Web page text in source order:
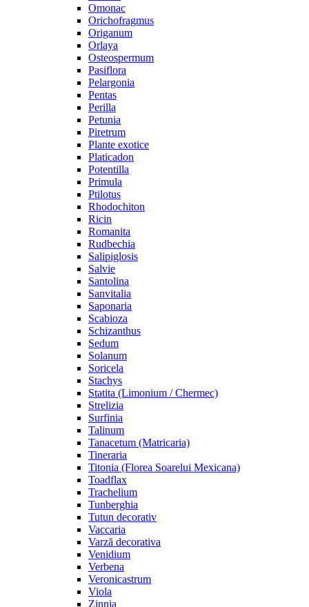
Omonac
Orichofragmus
Origanum
Orlaya
Osteospermum
Pasiflora
Pelargonia
Pentas
Perilla
Petunia
Piretrum
Plante exotice
Platicadon
Potentilla
Primula
Ptilotus
Rhodochiton
Ricin
Romanita
Rudbechia
Salipiglosis
Salvie
Santolina
Sanvitalia
Saponaria
Scabioza
Schizanthus
Sedum
Solanum
Soricela
Stachys
Statita (Limonium / Chermec)
Strelizia
Surfinia
Talinum
Tanacetum (Matricaria)
Tineraria
Titonia (Florea Soarelui Mexicana)
Toadflax
Trachelium
Tunberghia
Tutun decorativ
Vaccaria
Varză decorativa
Venidium
Verbena
Veronicastrum
Viola
Zinnia